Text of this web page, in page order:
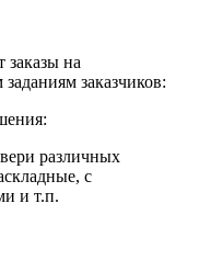
на
заказчиков:
различных
с
и т.п.